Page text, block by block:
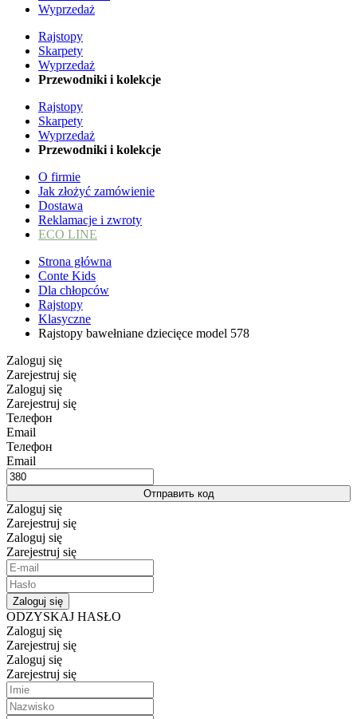
Wyprzedaż
Rajstopy
Skarpety
Wyprzedaż
Przewodniki i kolekcje
Rajstopy
Skarpety
Wyprzedaż
Przewodniki i kolekcje
O firmie
Jak złożyć zamówienie
Dostawa
Reklamacje i zwroty
ECO LINE
Strona główna
Conte Kids
Dla chłopców
Rajstopy
Klasyczne
Rajstopy bawełniane dziecięce model 578
Zaloguj się
Zarejestruj się
Zaloguj się
Zarejestruj się
Телефон
Email
Телефон
Email
Отправить код
Zaloguj się
Zarejestruj się
Zaloguj się
Zarejestruj się
Zaloguj się
ODZYSKAJ HASŁO
Zaloguj się
Zarejestruj się
Zaloguj się
Zarejestruj się